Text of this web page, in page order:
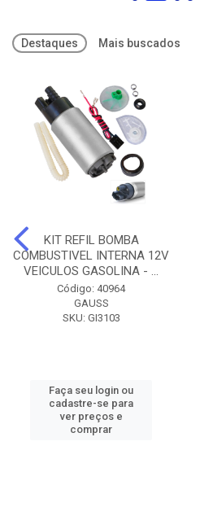
Destaques Mais buscados
KIT REFIL BOMBA
COMBUSTIVEL INTERNA 12V
VEICULOS GASOLINA - ...
Código: 40964
GAUSS
SKU: GI3103
Faça seu login ou
cadastre-se para
ver preços e
comprar